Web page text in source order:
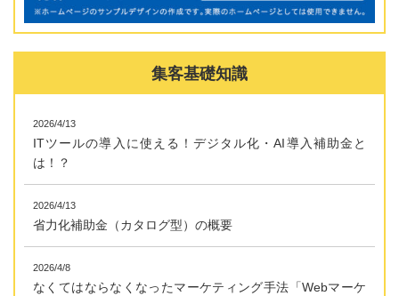
集客基礎知識
2026/4/13
ITツールの導入に使える！デジタル化・AI導入補助金と
は！？
2026/4/13
省力化補助金（カタログ型）の概要
2026/4/8
なくてはならなくなったマーケティング手法「Webマーケ